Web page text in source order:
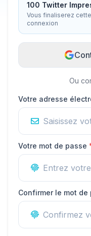
100 Twitter
Vous finaliserez
connexion
Ou
Votre adresse
Votre mot de passe
Confirmer le mot de